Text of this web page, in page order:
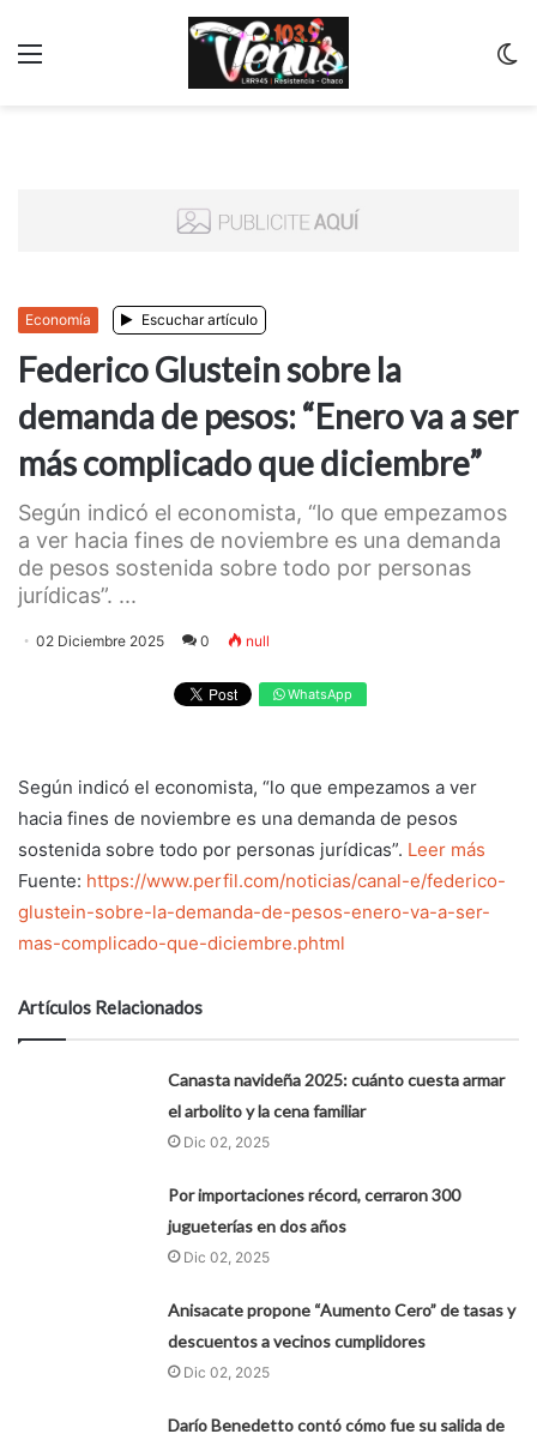
Economía Escuchar artículo
Federico Glustein sobre la
demanda de pesos: “Enero va a ser
más complicado que diciembre”
Según indicó el economista, “lo que empezamos
a ver hacia fines de noviembre es una demanda
de pesos sostenida sobre todo por personas
jurídicas”. ...
02 Diciembre 2025 0 null
WhatsApp
Según indicó el economista, “lo que empezamos a ver
hacia fines de noviembre es una demanda de pesos
sostenida sobre todo por personas jurídicas”. Leer más
Fuente: https://www.perfil.com/noticias/canal-e/federico-
glustein-sobre-la-demanda-de-pesos-enero-va-a-ser-
mas-complicado-que-diciembre.phtml
Artículos Relacionados
Canasta navideña 2025: cuánto cuesta armar
el arbolito y la cena familiar
Dic 02, 2025
Por importaciones récord, cerraron 300
jugueterías en dos años
Dic 02, 2025
Anisacate propone “Aumento Cero” de tasas y
descuentos a vecinos cumplidores
Dic 02, 2025
Darío Benedetto contó cómo fue su salida de